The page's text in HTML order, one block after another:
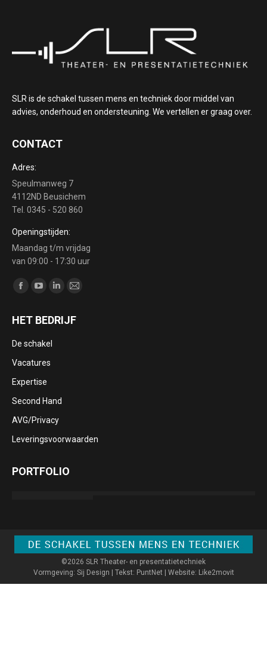
SLR is de schakel tussen mens en techniek door middel van
advies, onderhoud en ondersteuning. We vertellen er graag over.
CONTACT
Adres:
Speulmanweg 7
4112ND Beusichem
Tel. 0345 - 520 860
Openingstijden:
Maandag t/m vrijdag
van 09:00 - 17:30 uur
Vind ons op:
Facebook
opens
YouTube
opens
in
Linkedin
opens
Mail
opens
HET BEDRIJF
De schakel
Vacatures
Expertise
Second Hand
AVG/Privacy
Leveringsvoorwaarden
PORTFOLIO
©2026 SLR Theater- en presentatietechniek
Vormgeving: Sij Design | Tekst: PuntNet | Website: Like2movit